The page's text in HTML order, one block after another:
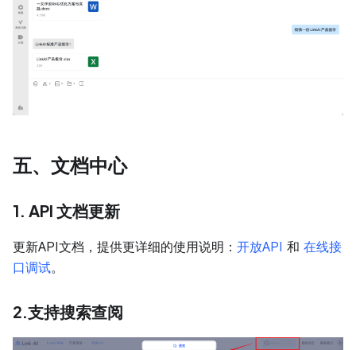
五、文档中心
1. API 文档更新
更新API文档，提供更详细的使用说明： 开放API 和 在线接
口调试。
2.支持搜索查阅